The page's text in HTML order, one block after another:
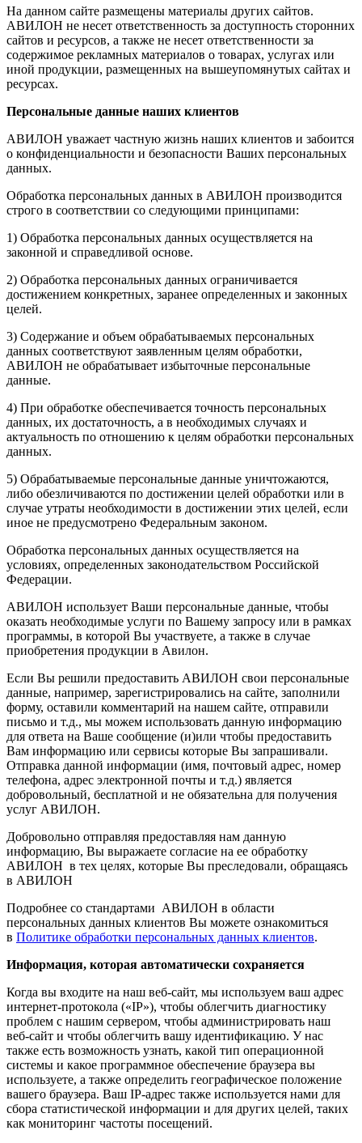
На данном сайте размещены материалы других сайтов.
АВИЛОН не несет ответственность за доступность сторонних
сайтов и ресурсов, а также не несет ответственности за
содержимое рекламных материалов о товарах, услугах или
иной продукции, размещенных на вышеупомянутых сайтах и
ресурсах.
Персональные данные наших клиентов
АВИЛОН уважает частную жизнь наших клиентов и забоится
о конфиденциальности и безопасности Ваших персональных
данных.
Обработка персональных данных в АВИЛОН производится
строго в соответствии со следующими принципами:
1) Обработка персональных данных осуществляется на
законной и справедливой основе.
2) Обработка персональных данных ограничивается
достижением конкретных, заранее определенных и законных
целей.
3) Содержание и объем обрабатываемых персональных
данных соответствуют заявленным целям обработки,
АВИЛОН не обрабатывает избыточные персональные
данные.
4) При обработке обеспечивается точность персональных
данных, их достаточность, а в необходимых случаях и
актуальность по отношению к целям обработки персональных
данных.
5) Обрабатываемые персональные данные уничтожаются,
либо обезличиваются по достижении целей обработки или в
случае утраты необходимости в достижении этих целей, если
иное не предусмотрено Федеральным законом.
Обработка персональных данных осуществляется на
условиях, определенных законодательством Российской
Федерации.
АВИЛОН использует Ваши персональные данные, чтобы
оказать необходимые услуги по Вашему запросу или в рамках
программы, в которой Вы участвуете, а также в случае
приобретения продукции в Авилон.
Если Вы решили предоставить АВИЛОН свои персональные
данные, например, зарегистрировались на сайте, заполнили
форму, оставили комментарий на нашем сайте, отправили
письмо и т.д., мы можем использовать данную информацию
для ответа на Ваше сообщение (и)или чтобы предоставить
Вам информацию или сервисы которые Вы запрашивали.
Отправка данной информации (имя, почтовый адрес, номер
телефона, адрес электронной почты и т.д.) является
добровольный, бесплатной и не обязательна для получения
услуг АВИЛОН.
Добровольно отправляя предоставляя нам данную
информацию, Вы выражаете согласие на ее обработку
АВИЛОН в тех целях, которые Вы преследовали, обращаясь
в АВИЛОН
Подробнее со стандартами АВИЛОН в области
персональных данных клиентов Вы можете ознакомиться
в Политике обработки персональных данных клиентов.
Информация, которая автоматически сохраняется
Когда вы входите на наш веб-сайт, мы используем ваш адрес
интернет-протокола («IP»), чтобы облегчить диагностику
проблем с нашим сервером, чтобы администрировать наш
веб-сайт и чтобы облегчить вашу идентификацию. У нас
также есть возможность узнать, какой тип операционной
системы и какое программное обеспечение браузера вы
используете, а также определить географическое положение
вашего браузера. Ваш IP-адрес также используется нами для
сбора статистической информации и для других целей, таких
как мониторинг частоты посещений.